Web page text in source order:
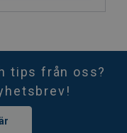
tips från oss?